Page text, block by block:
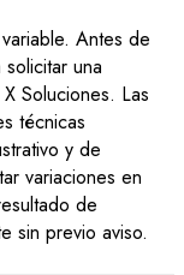
Antes de
una
Soluciones. Las
técnicas
y de
variaciones en
de
sin previo aviso.